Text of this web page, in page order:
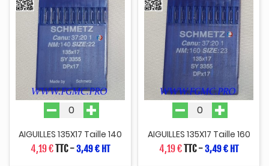
AIGUILLES 135X17 Taille 140
4,19 €TTC-3,49 € HT
AIGUILLES 135X17 Taille 160
4,19 €TTC-3,49 € HT